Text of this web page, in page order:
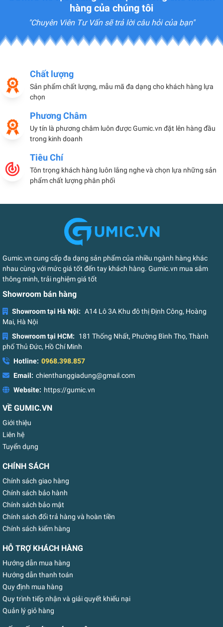
hàng của chúng tôi
"Chuyên Viên Tư Vấn sẽ trả lời câu hỏi của bạn"
Chất lượng
Sản phẩm chất lượng, mẫu mã đa dạng cho khách hàng lựa
chọn
Phương Châm
Uy tín là phương châm luôn được Gumic.vn đặt lên hàng đầu
trong kinh doanh
Tiêu Chí
Tôn trọng khách hàng luôn lắng nghe và chọn lựa những sản
phẩm chất lượng phân phối
Gumic.vn cung cấp đa dạng sản phẩm của nhiều ngành hàng khác
nhau cùng với mức giá tốt đến tay khách hàng. Gumic.vn mua sắm
thông minh, trải nghiệm giá tốt
Showroom bán hàng
Showroom tại Hà Nội: A14 Lô 3A Khu đô thị Định Công, Hoàng
Mai, Hà Nội
Showroom tại HCM:
181 Thống Nhất, Phường Bình Thọ, Thành
phố Thủ Đức, Hồ Chí Minh
Hotline: 0968.398.857
Email: chienthanggiadung@gmail.com
Website: https://gumic.vn
VỀ GUMIC.VN
Giới thiệu
Liên hệ
Tuyển dụng
CHÍNH SÁCH
Chính sách giao hàng
Chính sách bảo hành
Chính sách bảo mật
Chính sách đổi trả hàng và hoàn tiền
Chính sách kiểm hàng
HỖ TRỢ KHÁCH HÀNG
Hướng dẫn mua hàng
Hướng dẫn thanh toán
Quy định mua hàng
Quy trình tiếp nhận và giải quyết khiếu nại
Quản lý giỏ hàng